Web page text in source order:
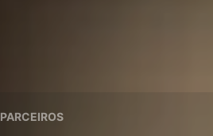
PARCEIROS